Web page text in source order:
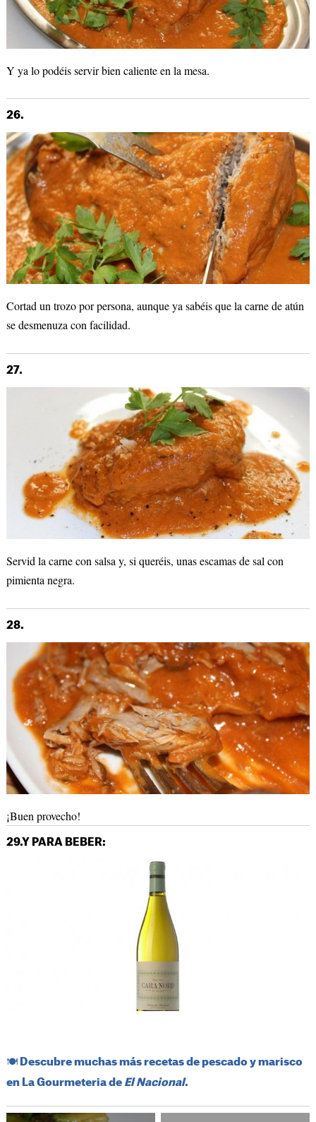
Y ya lo podéis servir bien caliente en la mesa.
26.
Cortad un trozo por persona, aunque ya sabéis que la carne de atún
se desmenuza con facilidad.
27.
Servid la carne con salsa y, si queréis, unas escamas de sal con
pimienta negra.
28.
¡Buen provecho!
29.Y PARA BEBER:
​🍽️​ Descubre muchas más recetas de pescado y marisco
en La Gourmeteria de El Nacional.